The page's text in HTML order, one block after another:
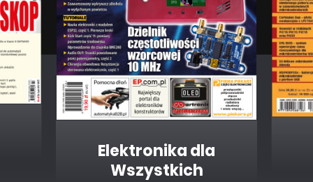
Elektronika dla
Wszystkich